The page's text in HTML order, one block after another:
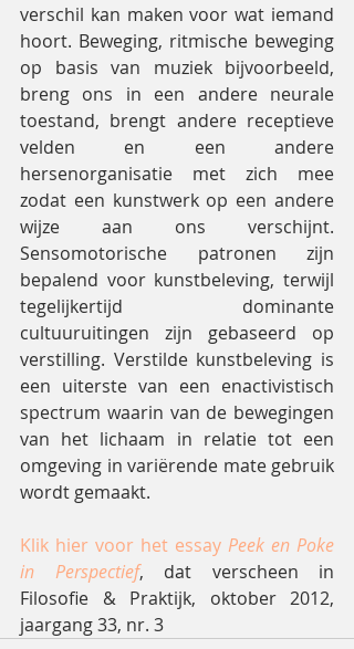
verschil kan maken voor wat iemand
hoort. Beweging, ritmische beweging
op basis van muziek bijvoorbeeld,
breng ons in een andere neurale
toestand, brengt andere receptieve
velden en een andere
hersenorganisatie met zich mee
zodat een kunstwerk op een andere
wijze aan ons verschijnt.
Sensomotorische patronen zijn
bepalend voor kunstbeleving, terwijl
tegelijkertijd dominante
cultuuruitingen zijn gebaseerd op
verstilling. Verstilde kunstbeleving is
een uiterste van een enactivistisch
spectrum waarin van de bewegingen
van het lichaam in relatie tot een
omgeving in variërende mate gebruik
wordt gemaakt.
Klik hier voor het essay Peek en Poke
in Perspectief, dat verscheen in
Filosofie & Praktijk, oktober 2012,
jaargang 33, nr. 3